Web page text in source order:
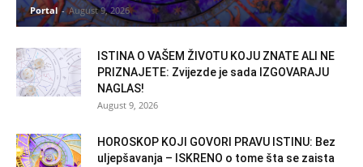
Portal - August 9, 2026
ISTINA O VAŠEM ŽIVOTU KOJU ZNATE ALI NE
PRIZNAJETE: Zvijezde je sada IZGOVARAJU
NAGLAS!
August 9, 2026
HOROSKOP KOJI GOVORI PRAVU ISTINU: Bez
uljepšavanja – ISKRENO o tome šta se zaista